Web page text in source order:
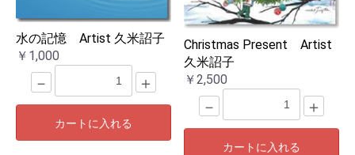
水の記憶 Artist 久米詔子
￥1,000
－ ＋
カートに入れる
Christmas Present Artist
久米詔子
￥2,500
－ ＋
カートに入れる